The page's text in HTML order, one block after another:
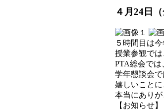
４月24日
５時間目は
授業参観で
PTA総会では
学年懇談会
嬉しいこと
本当にありが
【お知らせ